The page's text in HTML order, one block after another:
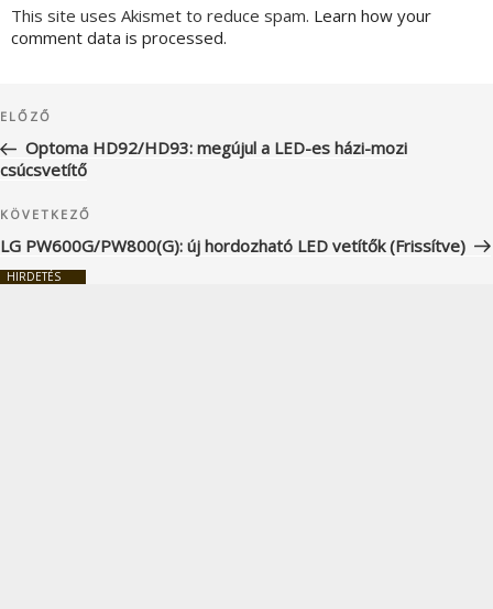
This site uses Akismet to reduce spam. Learn how your
comment data is processed.
navigáció
Korábbi
bejegyzés
ELŐZŐ
Optoma HD92/HD93: megújul a LED-es házi-mozi
csúcsvetítő
Következő
bejegyzés
KÖVETKEZŐ
LG PW600G/PW800(G): új hordozható LED vetítők (Frissítve)
HIRDETÉS